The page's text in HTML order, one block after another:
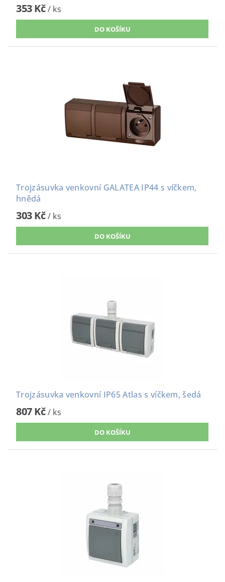
353 Kč/ ks
Trojzásuvka venkovní GALATEA IP44 s víčkem,
hnědá
303 Kč/ ks
Trojzásuvka venkovní IP65 Atlas s víčkem, šedá
807 Kč/ ks